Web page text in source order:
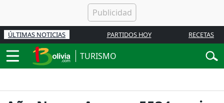
ÚLTIMAS NOTICIAS PARTIDOS HOY RECETAS
TURISMO